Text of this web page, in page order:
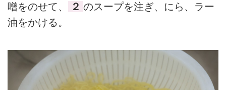
噌をのせて、
２ のスープを注ぎ、にら、ラー
油をかける。